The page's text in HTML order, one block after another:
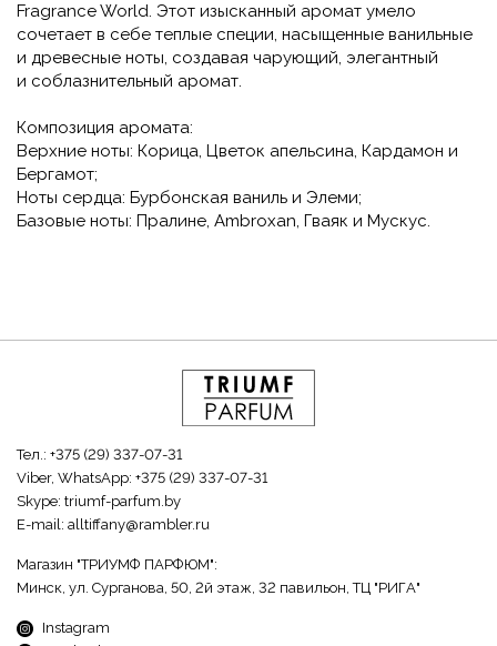
Fragrance World. Этот изысканный аромат умело
сочетает в себе теплые специи, насыщенные ванильные
и древесные ноты, создавая чарующий, элегантный
и соблазнительный аромат.
Композиция аромата:
Верхние ноты: Корица, Цветок апельсина, Кардамон и
Бергамот;
Ноты сердца: Бурбонская ваниль и Элеми;
Базовые ноты: Пралине, Ambroxan, Гваяк и Мускус.
Тел.: +375 (29) 337-07-31
Viber, WhatsApp: +375 (29) 337-07-31
Skype: triumf-parfum.by
E-mail: alltiffany@rambler.ru
Магазин "ТРИУМФ ПАРФЮМ":
Минск, ул. Сурганова, 50, 2й этаж, 32 павильон, ТЦ "РИГА"
Instagram